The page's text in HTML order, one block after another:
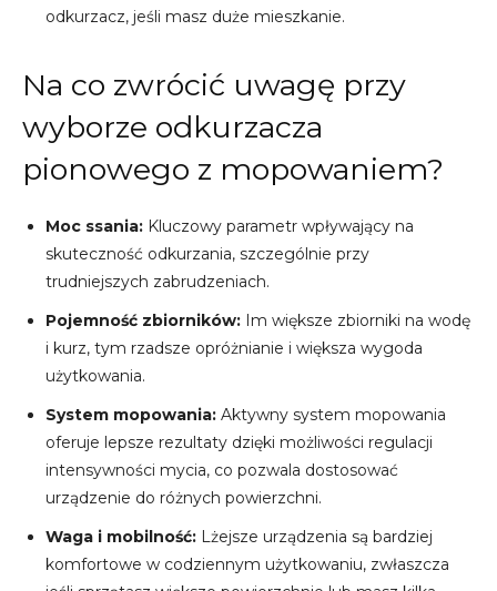
odkurzacz, jeśli masz duże mieszkanie.
Na co zwrócić uwagę przy
wyborze odkurzacza
pionowego z mopowaniem?
Moc ssania: Kluczowy parametr wpływający na
skuteczność odkurzania, szczególnie przy
trudniejszych zabrudzeniach.
Pojemność zbiorników: Im większe zbiorniki na wodę
i kurz, tym rzadsze opróżnianie i większa wygoda
użytkowania.
System mopowania: Aktywny system mopowania
oferuje lepsze rezultaty dzięki możliwości regulacji
intensywności mycia, co pozwala dostosować
urządzenie do różnych powierzchni.
Waga i mobilność: Lżejsze urządzenia są bardziej
komfortowe w codziennym użytkowaniu, zwłaszcza